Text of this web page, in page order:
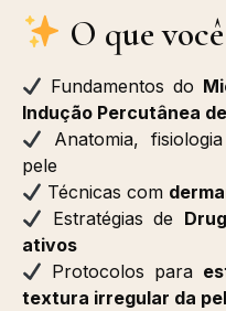
O que
Fundamentos do
Indução Percutânea
Anatomia,
pele
Técnicas com
Estratégias de
ativos
Protocolos para
textura irregular da